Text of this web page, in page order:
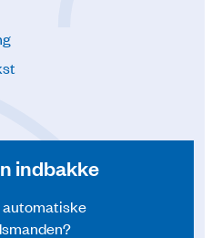
indbakke
automatiske